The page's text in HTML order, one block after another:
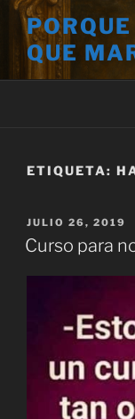
Saltar
contenido
QUE
ETIQUETA:
PUBLICADO
EL
JULIO 26, 2019
Curso para